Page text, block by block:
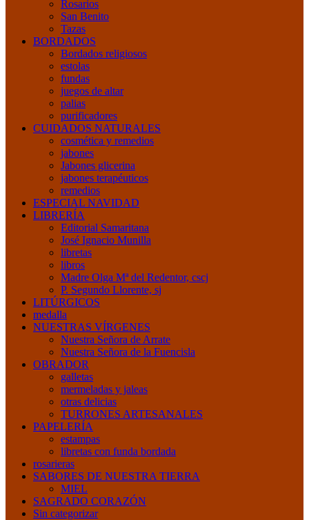
Rosarios
San Benito
Tazas
BORDADOS
Bordados religiosos
estolas
fundas
juegos de altar
palias
purificadores
CUIDADOS NATURALES
cosmética y remedios
jabones
Jabones glicerina
jabones terapéuticos
remedios
ESPECIAL NAVIDAD
LIBRERÍA
Editorial Samaritana
José Ignacio Munilla
libretas
libros
Madre Olga Mª del Redentor, cscj
P. Segundo Llorente, sj
LITÚRGICOS
medalla
NUESTRAS VÍRGENES
Nuestra Señora de Arrate
Nuestra Señora de la Fuencisla
OBRADOR
galletas
mermeladas y jaleas
otras delicias
TURRONES ARTESANALES
PAPELERÍA
estampas
libretas con funda bordada
rosarieras
SABORES DE NUESTRA TIERRA
MIEL
SAGRADO CORAZÓN
Sin categorizar